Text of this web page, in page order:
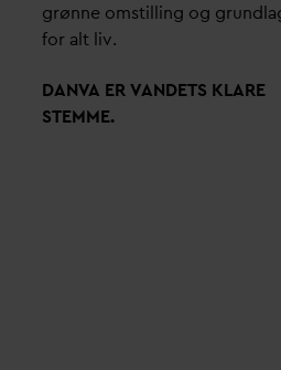
grønne omstilling og
for alt liv.
DANVA ERVANDETS KLARE
STEMME.